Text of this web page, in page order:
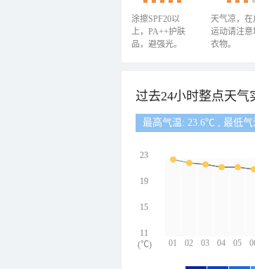
涂擦SPF20以
上，PA++护肤
品，避强光。
天气凉，在
运动请注意
衣物。
过去24小时整点天气
最高气温: 23.6℃ , 最低
01 02 03 04 05
23
19
15
11
(℃)